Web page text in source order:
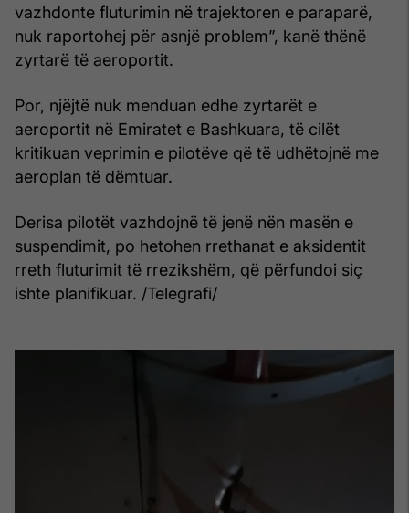
vazhdonte fluturimin në trajektoren e paraparë,
nuk raportohej për asnjë problem”, kanë thënë
zyrtarë të aeroportit.
Por, njëjtë nuk menduan edhe zyrtarët e
aeroportit në Emiratet e Bashkuara, të cilët
kritikuan veprimin e pilotëve që të udhëtojnë me
aeroplan të dëmtuar.
Derisa pilotët vazhdojnë të jenë nën masën e
suspendimit, po hetohen rrethanat e aksidentit
rreth fluturimit të rrezikshëm, që përfundoi siç
ishte planifikuar. /Telegrafi/